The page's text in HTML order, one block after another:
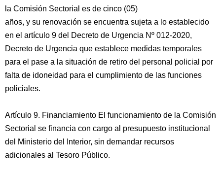
la Comisión Sectorial es de cinco (05)
años, y su renovación se encuentra sujeta a lo establecido
en el artículo 9 del Decreto de Urgencia Nº 012-2020,
Decreto de Urgencia que establece medidas temporales
para el pase a la situación de retiro del personal policial por
falta de idoneidad para el cumplimiento de las funciones
policiales.
Artículo 9. Financiamiento El funcionamiento de la Comisión
Sectorial se financia con cargo al presupuesto institucional
del Ministerio del Interior, sin demandar recursos
adicionales al Tesoro Público.